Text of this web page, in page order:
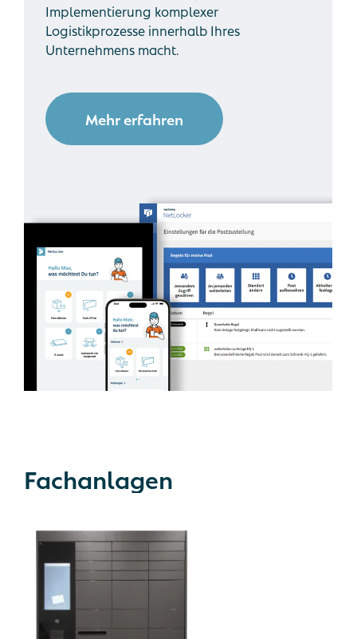
Implementierung komplexer
Logistikprozesse innerhalb Ihres
Unternehmens macht.
Mehr erfahren
Fachanlagen